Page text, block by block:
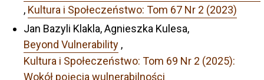
, Kultura i Społeczeństwo: Tom 67 Nr 2 (2023)
Jan Bazyli Klakla, Agnieszka Kulesa,
Beyond Vulnerability ,
Kultura i Społeczeństwo: Tom 69 Nr 2 (2025):
Wokół pojęcia wulnerabilności